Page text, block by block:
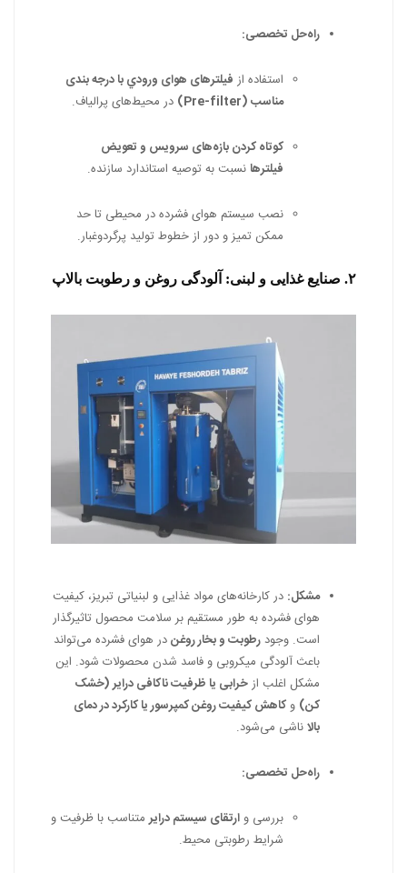
راه‌حل تخصصی:
استفاده از فیلترهای هوای ورودي با درجه بندی
مناسب (Pre-filter)
در محیط‌های پرالیاف.
کوتاه کردن بازه‌های سرویس و تعویض
فیلترها نسبت به توصیه استاندارد سازنده.
نصب سیستم هوای فشرده در محیطی تا حد
ممکن تمیز و دور از خطوط تولید پرگردوغبار.
۲. صنایع غذایی و لبنی: آلودگی روغن و رطوبت بالاپ
مشکل: در کارخانه‌های مواد غذایی و لبنیاتی تبریز، کیفیت
هوای فشرده به طور مستقیم بر سلامت محصول تاثیرگذار
است. وجود رطوبت و بخار روغندر هوای فشرده می‌تواند
باعث آلودگی میکروبی و فاسد شدن محصولات شود. این
مشکل اغلب ازخرابی یا ظرفیت ناکافی درایر (خشک
کن) و کاهش کیفیت روغن کمپرسور یا کارکرد در دمای
بالاناشی می‌شود.
راه‌حل تخصصی:
بررسی و ارتقای سیستم درایرمتناسب با ظرفیت و
شرایط رطوبتی محیط.